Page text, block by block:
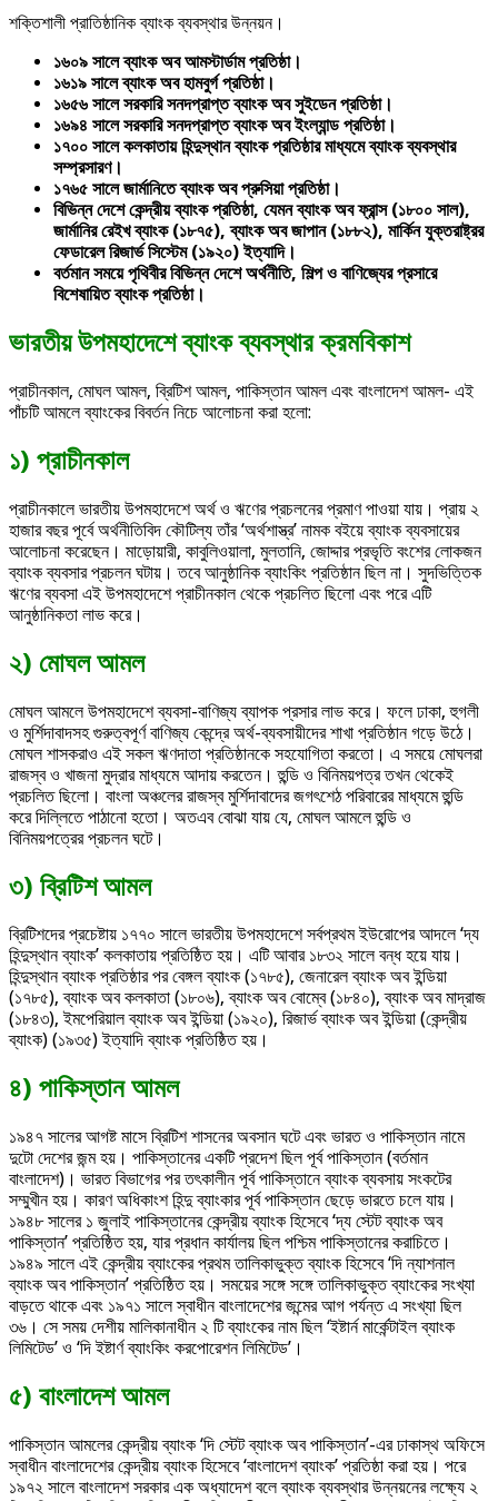
শক্তিশালী প্রাতিষ্ঠানিক ব্যাংক ব্যবস্থার উন্নয়ন।
১৬০৯ সালে ব্যাংক অব আমস্টার্ডাম প্রতিষ্ঠা।
১৬১৯ সালে ব্যাংক অব হামবুর্গ প্রতিষ্ঠা।
১৬৫৬ সালে সরকারি সনদপ্রাপ্ত ব্যাংক অব সুইডেন প্রতিষ্ঠা।
১৬৯৪ সালে সরকারি সনদপ্রাপ্ত ব্যাংক অব ইংল্যান্ড প্রতিষ্ঠা।
১৭০০ সালে কলকাতায় হিন্দুস্থান ব্যাংক প্রতিষ্ঠার মাধ্যমে ব্যাংক ব্যবস্থার
সম্প্রসারণ।
১৭৬৫ সালে জার্মানিতে ব্যাংক অব প্রুসিয়া প্রতিষ্ঠা।
বিভিন্ন দেশে কেন্দ্রীয় ব্যাংক প্রতিষ্ঠা, যেমন ব্যাংক অব ফ্রান্স (১৮০০ সাল),
জার্মানির রেইখ ব্যাংক (১৮৭৫), ব্যাংক অব জাপান (১৮৮২), মার্কিন যুক্তরাষ্ট্রর
ফেডারেল রিজার্ভ সিস্টেম (১৯২০) ইত্যাদি।
বর্তমান সময়ে পৃথিবীর বিভিন্ন দেশে অর্থনীতি, শিল্প ও বাণিজ্যের প্রসারে
বিশেষায়িত ব্যাংক প্রতিষ্ঠা।
ভারতীয় উপমহাদেশে ব্যাংক ব্যবস্থার ক্রমবিকাশ
প্রাচীনকাল, মোঘল আমল, ব্রিটিশ আমল, পাকিস্তান আমল এবং বাংলাদেশ আমল- এই
পাঁচটি আমলে ব্যাংকের বিবর্তন নিচে আলোচনা করা হলো:
১) প্রাচীনকাল
প্রাচীনকালে ভারতীয় উপমহাদেশে অর্থ ও ঋণের প্রচলনের প্রমাণ পাওয়া যায়। প্রায় ২
হাজার বছর পূর্বে অর্থনীতিবিদ কৌটিল্য তাঁর ‘অর্থশাস্ত্র’ নামক বইয়ে ব্যাংক ব্যবসায়ের
আলোচনা করেছেন। মাড়োয়ারী, কাবুলিওয়ালা, মুলতানি, জোদ্দার প্রভৃতি বংশের লোকজন
ব্যাংক ব্যবসার প্রচলন ঘটায়। তবে আনুষ্ঠানিক ব্যাংকিং প্রতিষ্ঠান ছিল না। সুদভিত্তিক
ঋণের ব্যবসা এই উপমহাদেশে প্রাচীনকাল থেকে প্রচলিত ছিলো এবং পরে এটি
আনুষ্ঠানিকতা লাভ করে।
২) মোঘল আমল
মোঘল আমলে উপমহাদেশে ব্যবসা-বাণিজ্য ব্যাপক প্রসার লাভ করে। ফলে ঢাকা, হুগলী
ও মুর্শিদাবাদসহ গুরুত্বপূর্ণ বাণিজ্য কেন্দ্রে অর্থ-ব্যবসায়ীদের শাখা প্রতিষ্ঠান গড়ে উঠে।
মোঘল শাসকরাও এই সকল ঋণদাতা প্রতিষ্ঠানকে সহযোগিতা করতো। এ সময়ে মোঘলরা
রাজস্ব ও খাজনা মুদ্রার মাধ্যমে আদায় করতেন। হুন্ডি ও বিনিময়পত্র তখন থেকেই
প্রচলিত ছিলো। বাংলা অঞ্চলের রাজস্ব মুর্শিদাবাদের জগৎশেঠ পরিবারের মাধ্যমে হুন্ডি
করে দিল্লিতে পাঠানো হতো। অতএব বোঝা যায় যে, মোঘল আমলে হুন্ডি ও
বিনিময়পত্রের প্রচলন ঘটে।
৩) ব্রিটিশ আমল
ব্রিটিশদের প্রচেষ্টায় ১৭৭০ সালে ভারতীয় উপমহাদেশে সর্বপ্রথম ইউরোপের আদলে ‘দ্য
হিন্দুস্থান ব্যাংক’ কলকাতায় প্রতিষ্ঠিত হয়। এটি আবার ১৮৩২ সালে বন্ধ হয়ে যায়।
হিন্দুস্থান ব্যাংক প্রতিষ্ঠার পর বেঙ্গল ব্যাংক (১৭৮৫), জেনারেল ব্যাংক অব ইন্ডিয়া
(১৭৮৫), ব্যাংক অব কলকাতা (১৮০৬), ব্যাংক অব বোম্বে (১৮৪০), ব্যাংক অব মাদ্রাজ
(১৮৪৩), ইমপেরিয়াল ব্যাংক অব ইন্ডিয়া (১৯২০), রিজার্ভ ব্যাংক অব ইন্ডিয়া (কেন্দ্রীয়
ব্যাংক) (১৯৩৫) ইত্যাদি ব্যাংক প্রতিষ্ঠিত হয়।
৪) পাকিস্তান আমল
১৯৪৭ সালের আগষ্ট মাসে ব্রিটিশ শাসনের অবসান ঘটে এবং ভারত ও পাকিস্তান নামে
দুটো দেশের জন্ম হয়। পাকিস্তানের একটি প্রদেশ ছিল পূর্ব পাকিস্তান (বর্তমান
বাংলাদেশ)। ভারত বিভাগের পর তৎকালীন পূর্ব পাকিস্তানে ব্যাংক ব্যবসায় সংকটের
সম্মুখীন হয়। কারণ অধিকাংশ হিন্দু ব্যাংকার পূর্ব পাকিস্তান ছেড়ে ভারতে চলে যায়।
১৯৪৮ সালের ১ জুলাই পাকিস্তানের কেন্দ্রীয় ব্যাংক হিসেবে ‘দ্য স্টেট ব্যাংক অব
পাকিস্তান’ প্রতিষ্ঠিত হয়, যার প্রধান কার্যালয় ছিল পশ্চিম পাকিস্তানের করাচিতে।
১৯৪৯ সালে এই কেন্দ্রীয় ব্যাংকের প্রথম তালিকাভুক্ত ব্যাংক হিসেবে ‘দি ন্যাশনাল
ব্যাংক অব পাকিস্তান’ প্রতিষ্ঠিত হয়। সময়ের সঙ্গে সঙ্গে তালিকাভুক্ত ব্যাংকের সংখ্যা
বাড়তে থাকে এবং ১৯৭১ সালে স্বাধীন বাংলাদেশের জন্মের আগ পর্যন্ত এ সংখ্যা ছিল
৩৬। সে সময় দেশীয় মালিকানাধীন ২ টি ব্যাংকের নাম ছিল ‘ইষ্টার্ন মার্কেন্টাইল ব্যাংক
লিমিটেড’ ও ‘দি ইষ্টার্ণ ব্যাংকিং করপোরেশন লিমিটেড’।
৫) বাংলাদেশ আমল
পাকিস্তান আমলের কেন্দ্রীয় ব্যাংক ‘দি স্টেট ব্যাংক অব পাকিস্তান’-এর ঢাকাস্থ অফিসে
স্বাধীন বাংলাদেশের কেন্দ্রীয় ব্যাংক হিসেবে ‘বাংলাদেশ ব্যাংক’ প্রতিষ্ঠা করা হয়। পরে
১৯৭২ সালে বাংলাদেশ সরকার এক অধ্যাদেশ বলে ব্যাংক ব্যবস্থার উন্নয়নের লক্ষ্যে ২